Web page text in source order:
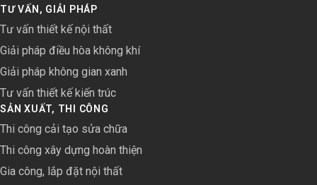
TƯ VẤN, GIẢI PHÁP
Tư vấn thiết kế nội thất
Giải pháp điều hòa không khí
Giải pháp không gian xanh
Tư vấn thiết kế kiến trúc
SẢN XUẤT, THI CÔNG
Thi công cải tạo sửa chữa
Thi công xây dựng hoàn thiện
Gia công, lắp đặt nội thất